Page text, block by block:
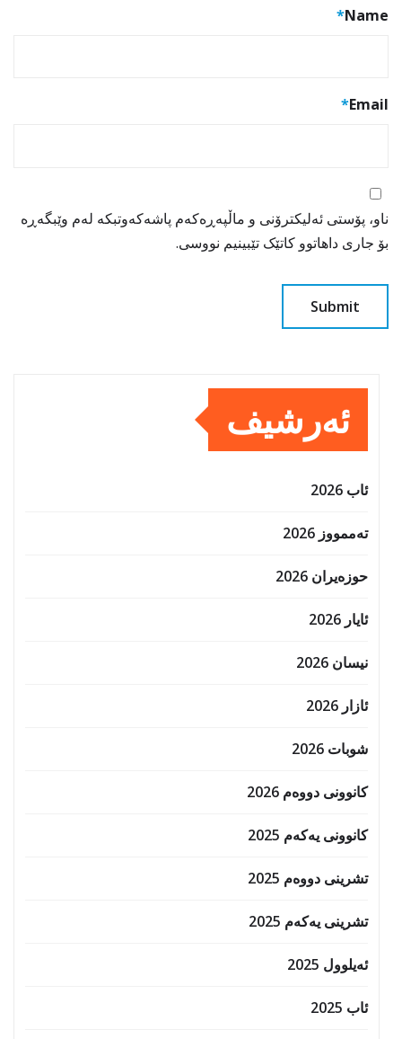
Name
*
Email
*
ناو، پۆستی ئەلیکترۆنی و ماڵپەڕەکەم پاشەکەوتبکە لەم وێبگەڕە
بۆ جاری داهاتوو کاتێک تێبینیم نووسی.
ئەرشیف
ئاب 2026
تەممووز 2026
حوزه‌یران 2026
ئایار 2026
نیسان 2026
ئازار 2026
شوبات 2026
کانوونی دووەم 2026
کانوونی یەکەم 2025
تشرینی دووەم 2025
تشرینی یەکەم 2025
ئەیلوول 2025
ئاب 2025